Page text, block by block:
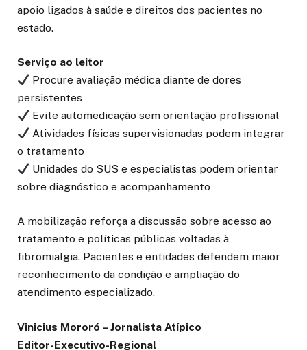
apoio ligados à saúde e direitos dos pacientes no
estado.
Serviço ao leitor
Procure avaliação médica diante de dores
persistentes
Evite automedicação sem orientação profissional
Atividades físicas supervisionadas podem integrar
o tratamento
Unidades do SUS e especialistas podem orientar
sobre diagnóstico e acompanhamento
A mobilização reforça a discussão sobre acesso ao
tratamento e políticas públicas voltadas à
fibromialgia. Pacientes e entidades defendem maior
reconhecimento da condição e ampliação do
atendimento especializado.
Vinicius Mororó – Jornalista Atípico
Editor-Executivo-Regional